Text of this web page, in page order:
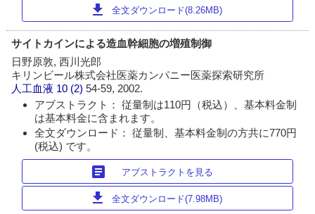
download 全文ダウンロード(8.26MB)
サイトカインによる造血幹細胞の増殖制御
日野原敦, 西川光郎
キリンビール株式会社医薬カンパニー医薬探索研究所
人工血液 10 (2)54-59, 2002.
アブストラクト： 従量制は110円（税込）、基本料金制
は基本料金に含まれます。
全文ダウンロード： 従量制、基本料金制の方共に770円
(税込) です。
article アブストラクトを見る
download 全文ダウンロード(7.98MB)